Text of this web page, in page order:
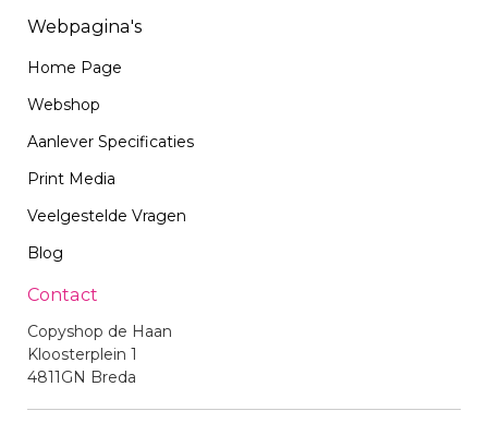
Webpagina's
Home Page
Webshop
Aanlever Specificaties
Print Media
Veelgestelde Vragen
Blog
Contact
Copyshop de Haan
Kloosterplein 1
4811GN Breda